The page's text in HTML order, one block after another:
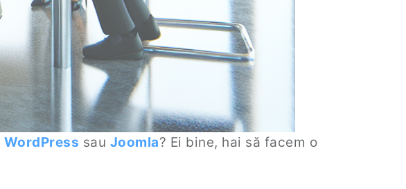
WordPress sau Joomla? Ei bine, hai să facem o